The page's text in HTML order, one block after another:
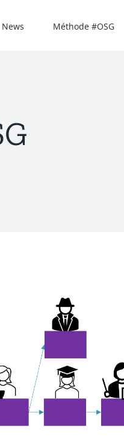
News Méthode #OSG